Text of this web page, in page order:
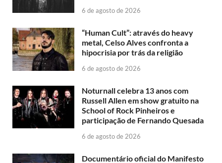
6 de agosto de 2026
“Human Cult”: através do heavy
metal, Celso Alves confronta a
hipocrisia por trás da religião
6 de agosto de 2026
Noturnall celebra 13 anos com
Russell Allen em show gratuito na
School of Rock Pinheiros e
participação de Fernando Quesada
6 de agosto de 2026
Documentário oficial do Manifesto